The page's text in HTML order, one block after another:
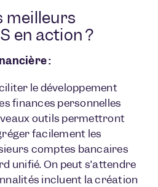
meilleurs
en action ?
:
le développement
finances personnelles
outils permettront
facilement les
comptes bancaires
unifié. On peut s’attendre
incluent la création